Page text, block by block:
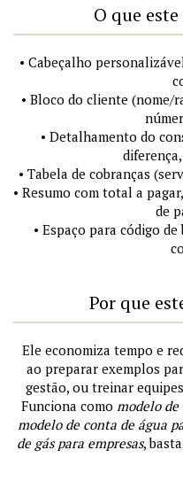
O que
• Cabeçalho
• Bloco do cliente (nome/
• Detalhamento do
• Tabela de cobranças
• Resumo com total a
de
• Espaço para código
Por que
Ele economiza tempo e
ao preparar exemplos
gestão, ou treinar
Funciona como modelo
modelo de conta de água
de gás para empresas,